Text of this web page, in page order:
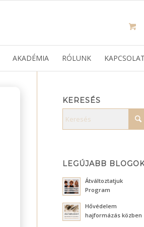
AKADÉMIA RÓLUNK KAPCSOLAT
KERESÉS
LEGÚJABB
Átváltoztatjuk
Program
Hővédelem
hajformázás közben